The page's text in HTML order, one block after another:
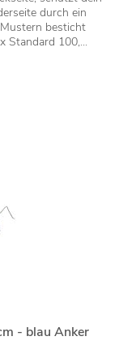
durch ein
besticht
Standard 100,...
- blau Anker